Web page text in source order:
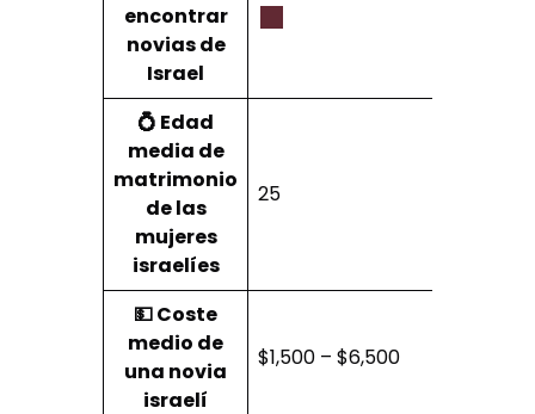
encontrar
novias de
Israel
💍 Edad
media de
matrimonio
de las
mujeres
israelíes
25
💵 Coste
medio de
una novia
israelí
$1,500 – $6,500